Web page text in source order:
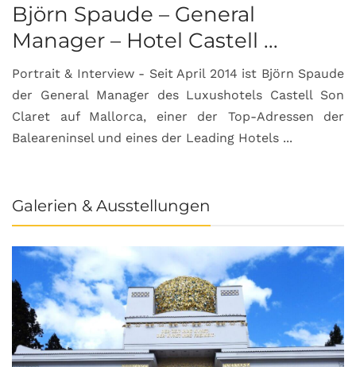
Björn Spaude – General
Manager – Hotel Castell ...
Portrait & Interview - Seit April 2014 ist Björn Spaude
der General Manager des Luxushotels Castell Son
Claret auf Mallorca, einer der Top-Adressen der
Baleareninsel und eines der Leading Hotels ...
Galerien & Ausstellungen